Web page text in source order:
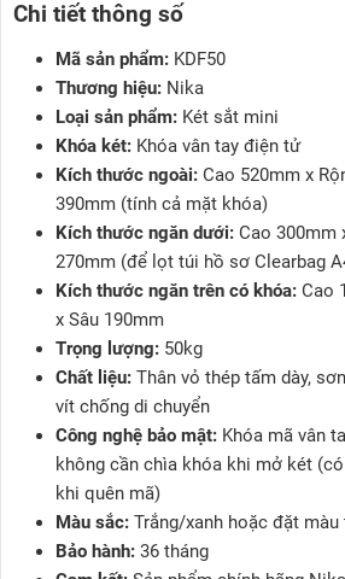
Chi tiết thông số
Mã sản phẩm: KDF50
Thương hiệu: Nika
Loại sản phẩm: Két sắt mini
Khóa két: Khóa vân tay điện tử
Kích thước ngoài: Cao 520mm x
390mm (tính cả mặt khóa)
Kích thước ngăn dưới: Cao 300mm
270mm (để lọt túi hồ sơ Clearbag
Kích thước ngăn trên có khóa: Cao
x Sâu 190mm
Trọng lượng: 50kg
Chất liệu: Thân vỏ thép tấm dày,
vít chống di chuyển
Công nghệ bảo mật: Khóa mã vân
không cần chìa khóa khi mở két
khi quên mã)
Màu sắc: Trắng/xanh hoặc đặt
Bảo hành: 36 tháng